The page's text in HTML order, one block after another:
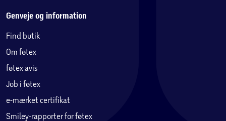
Genveje og information
Find butik
Om føtex
føtex avis
Job i føtex
e-mærket certifikat
Smiley-rapporter for føtex